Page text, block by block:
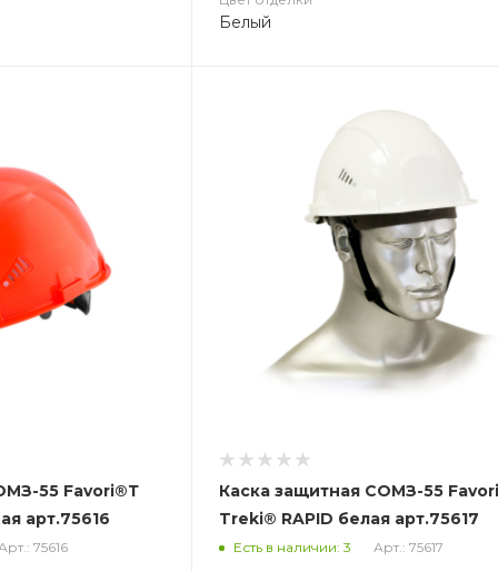
Белый
55 Favori®Т
арт.75616
75616
Каска защитная СОМЗ-55
Treki® RAPID белая арт.75617
Есть в наличии: 3 Арт.: 75617